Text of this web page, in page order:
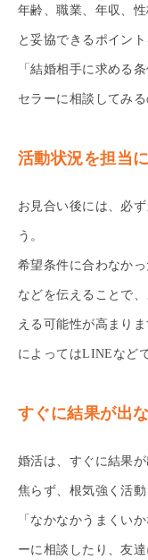
年齢、職業、年収、
と妥協できるポイン
「結婚相手に求める
セラーに相談してみ
活動状況を担当
お見合い後には、必
う。
希望条件に合わなか
などを伝えることで
える可能性が高まり
によってはLINEなど
すぐに結果が出
婚活は、すぐに結果が
焦らず、根気強く活
「なかなかうまくい
ーに相談したり、友